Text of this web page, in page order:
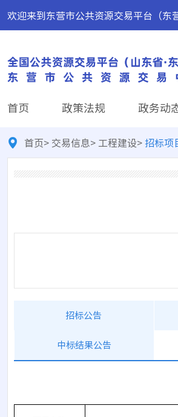
欢迎来到东营市公共资源交易平台（东
首页 政策法规 政务动
首页> 交易信息> 工程建设>招标项
招标公告
中标结果公告